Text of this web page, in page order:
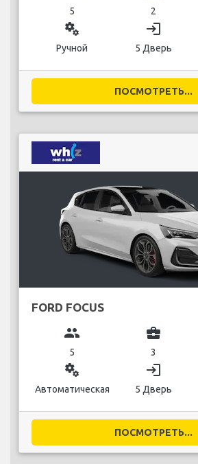
5 2
miscellaneous_services
Ручной
login
5 Дверь
ПОСМОТРЕТЬ...
FORD FOCUS
group
5
business_center
3
miscellaneous_services
Автоматическая
login
5 Дверь
ПОСМОТРЕТЬ...